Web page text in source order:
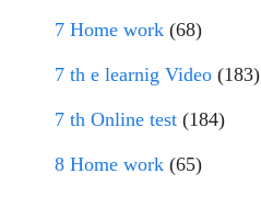
7 Home work (68)
7 th e learnig Video (183)
7 th Online test (184)
8 Home work (65)